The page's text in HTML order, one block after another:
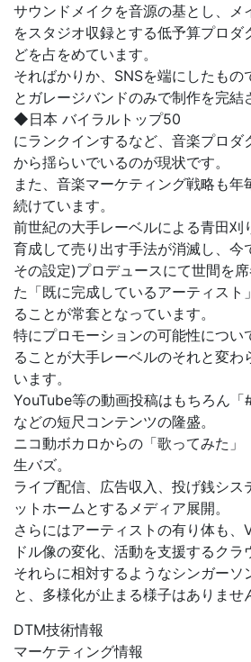
サウンドメイクを音源の基とし、メ
をスタジオ収録とする低予算プロダ
どを占をめています。
そればかりか、SNSを端にしたもの
とガレージバンドのみで制作を完結
◆日本 バイラルトップ50
にランクインするなど、音楽プロダ
から揺らいでいるのが現状です。
また、音楽マーケティング戦略も年
続けています。
前世紀の大手レーベルによる青田刈
育成して売り出す手法が消滅し、今
その設定)プロデュースにて世間を
た「既に完成しているアーティスト
ることが常套となっています。
特にプロモーションの可能性につい
ることが大手レーベルのそれと変わ
います。
YouTube等の動画投稿はもちろん「
などの短尺コンテンツの隆盛。
ニコ動ボカロからの「歌ってみた」
生バズ。
ライブ配信、広告収入、投げ銭シス
ットホームとするメディア展開。
さらにはアーティストの有り体も、
ドル像の変化、活動を支援するクラ
それらに相対するようなシンガーソ
と、多様化が止まる様子はありませ
DTM技術情報
マーケティング情報